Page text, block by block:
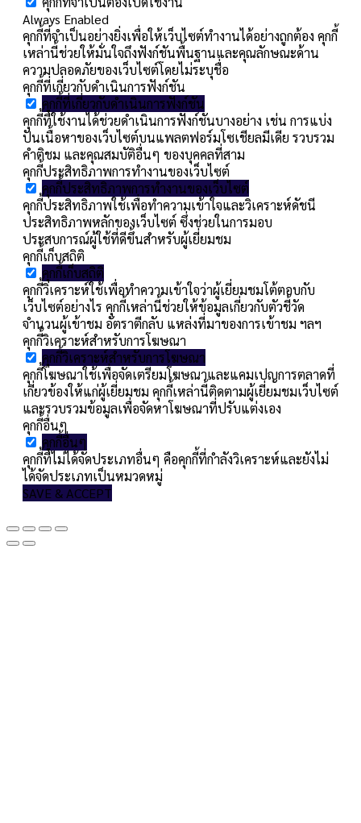
Always Enabled
คุกกี้ที่จำเป็นอย่างยิ่งเพื่อให้เว็บไซต์ทำงานได้อย่างถูกต้อง คุกกี้
เหล่านี้ช่วยให้มั่นใจถึงฟังก์ชันพื้นฐานและคุณลักษณะด้าน
ความปลอดภัยของเว็บไซต์โดยไม่ระบุชื่อ
คุกกี้ที่เกี่ยวกับดำเนินการฟังก์ชัน
คุกกี้ที่เกี่ยวกับดำเนินการฟังก์ชัน
คุกกี้ที่ใช้งานได้ช่วยดำเนินการฟังก์ชันบางอย่าง เช่น การแบ่ง
ปันเนื้อหาของเว็บไซต์บนแพลตฟอร์มโซเชียลมีเดีย รวบรวม
คำติชม และคุณสมบัติอื่นๆ ของบุคคลที่สาม
คุกกี้ประสิทธิภาพการทำงานของเว็บไซต์
คุกกี้ประสิทธิภาพการทำงานของเว็บไซต์
คุกกี้ประสิทธิภาพใช้เพื่อทำความเข้าใจและวิเคราะห์ดัชนี
ประสิทธิภาพหลักของเว็บไซต์ ซึ่งช่วยในการมอบ
ประสบการณ์ผู้ใช้ที่ดีขึ้นสำหรับผู้เยี่ยมชม
คุกกี้เก็บสถิติ
คุกกี้เก็บสถิติ
คุกกี้วิเคราะห์ใช้เพื่อทำความเข้าใจว่าผู้เยี่ยมชมโต้ตอบกับ
เว็บไซต์อย่างไร คุกกี้เหล่านี้ช่วยให้ข้อมูลเกี่ยวกับตัวชี้วัด
จำนวนผู้เข้าชม อัตราตีกลับ แหล่งที่มาของการเข้าชม ฯลฯ
คุกกี้วิเคราะห์สำหรับการโฆษณา
คุกกี้วิเคราะห์สำหรับการโฆษณา
คุกกี้โฆษณาใช้เพื่อจัดเตรียมโฆษณาและแคมเปญการตลาดที่
เกี่ยวข้องให้แก่ผู้เยี่ยมชม คุกกี้เหล่านี้ติดตามผู้เยี่ยมชมเว็บไซต์
และรวบรวมข้อมูลเพื่อจัดหาโฆษณาที่ปรับแต่งเอง
คุกกี้อื่นๆ
คุกกี้อื่นๆ
คุกกี้ที่ไม่ได้จัดประเภทอื่นๆ คือคุกกี้ที่กำลังวิเคราะห์และยังไม่
ได้จัดประเภทเป็นหมวดหมู่
SAVE & ACCEPT